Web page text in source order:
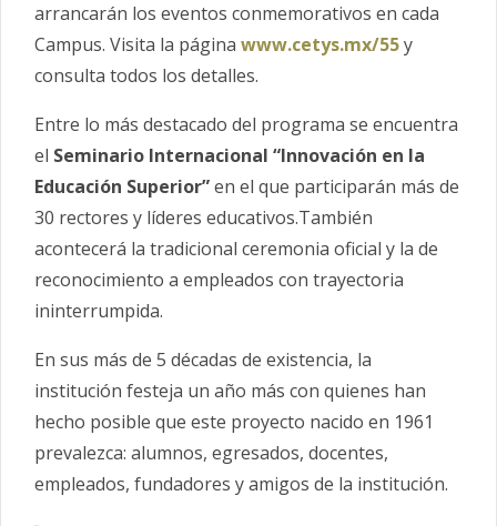
arrancarán los eventos conmemorativos en cada
Campus. Visita la página www.cetys.mx/55y
consulta todos los detalles.
Entre lo más destacado del programa se encuentra
el Seminario Internacional “Innovación en la
Educación Superior”en el que participarán más de
30 rectores y líderes educativos.También
acontecerá la tradicional ceremonia oficial y la de
reconocimiento a empleados con trayectoria
ininterrumpida.
En sus más de 5 décadas de existencia, la
institución festeja un año más con quienes han
hecho posible que este proyecto nacido en 1961
prevalezca: alumnos, egresados, docentes,
empleados, fundadores y amigos de la institución.